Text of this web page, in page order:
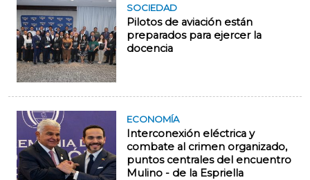
SOCIEDAD
Pilotos de aviación están
preparados para ejercer la
docencia
ECONOMÍA
Interconexión eléctrica y
combate al crimen organizado,
puntos centrales del encuentro
Mulino - de la Espriella